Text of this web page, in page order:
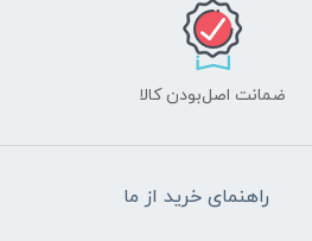
ضمانت اصل‌بودن کالا
راهنمای خرید از ما